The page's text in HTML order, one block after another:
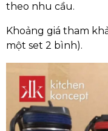
theo nhu cầu.
Khoảng giá tham
một set 2 bình).